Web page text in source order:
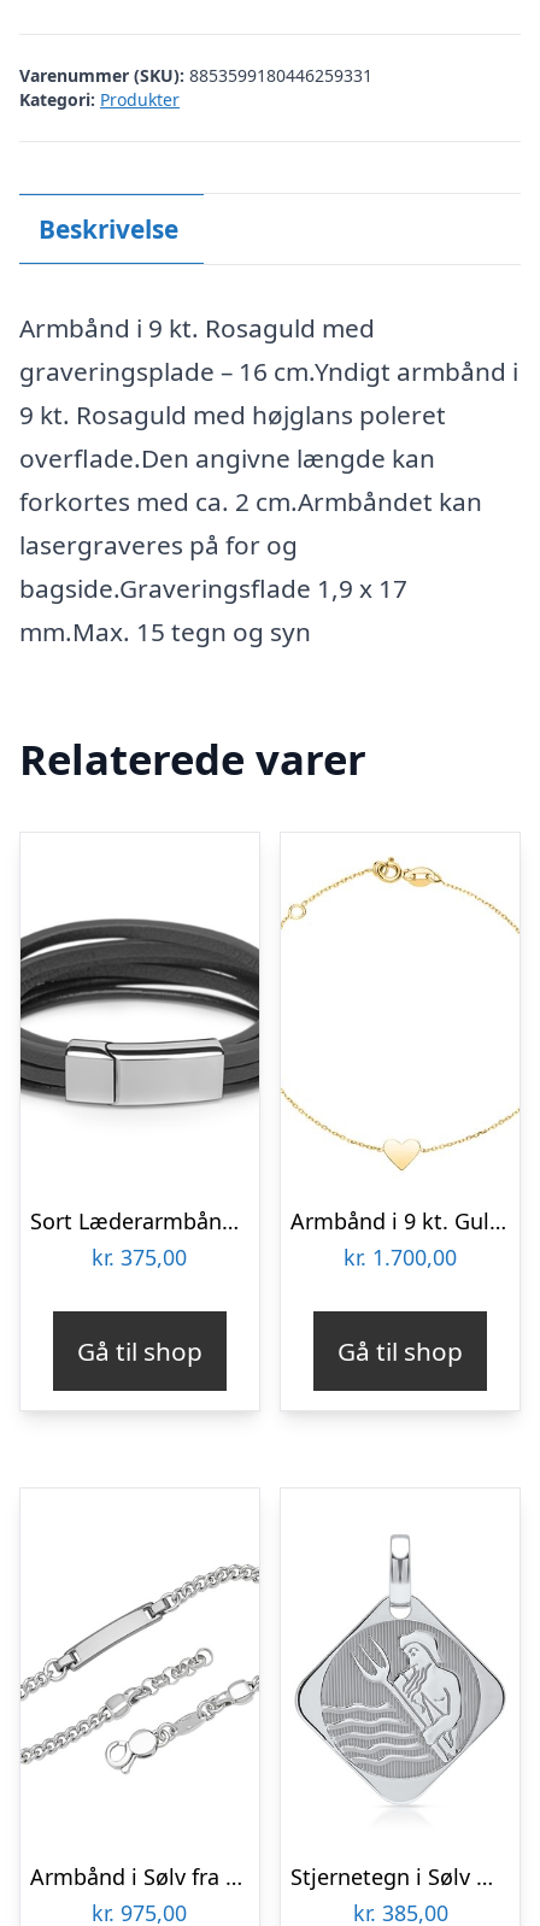
Varenummer (SKU): 8853599180446259331
Kategori: Produkter
Beskrivelse
Armbånd i 9 kt. Rosaguld med
graveringsplade – 16 cm.Yndigt armbånd i
9 kt. Rosaguld med højglans poleret
overflade.Den angivne længde kan
forkortes med ca. 2 cm.Armbåndet kan
lasergraveres på for og
bagside.Graveringsflade 1,9 x 17
mm.Max. 15 tegn og syn
Relaterede varer
Sort Læderarmbånd med Stållås 21 cm – Mulighed for gravering
kr. 375,00
Gå til shop
Armbånd i 9 kt. Guld med Hjerte 16 og 18 cm – Mulighed for gravering
kr. 1.700,00
Gå til shop
Armbånd i Sølv fra 17 til 20 cm – Mulighed for gravering
kr. 975,00
Stjernetegn i Sølv med Vandmanden – Mulighed for gravering
kr. 385,00